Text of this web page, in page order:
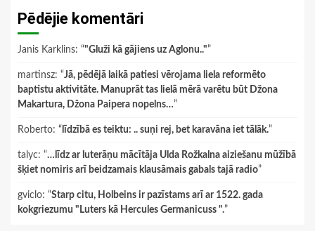
Pēdējie komentāri
Janis Karklins: “"Gluži kā gājiens uz Aglonu.."”
martinsz: “Jā, pēdējā laikā patiesi vērojama liela reformēto
baptistu aktivitāte. Manuprāt tas lielā mērā varētu būt Džona
Makartura, Džona Paipera nopelns…”
Roberto: “ līdzībā es teiktu: .. suņi rej, bet karavāna iet tālāk.”
talyc: “…līdz ar luterāņu mācītāja Ulda Rožkalna aiziešanu mūžībā
šķiet nomiris arī beidzamais klausāmais gabals tajā radio”
gviclo: “Starp citu, Holbeins ir pazīstams arī ar 1522. gada
kokgriezumu "Luters kā Hercules Germanicuss ".”